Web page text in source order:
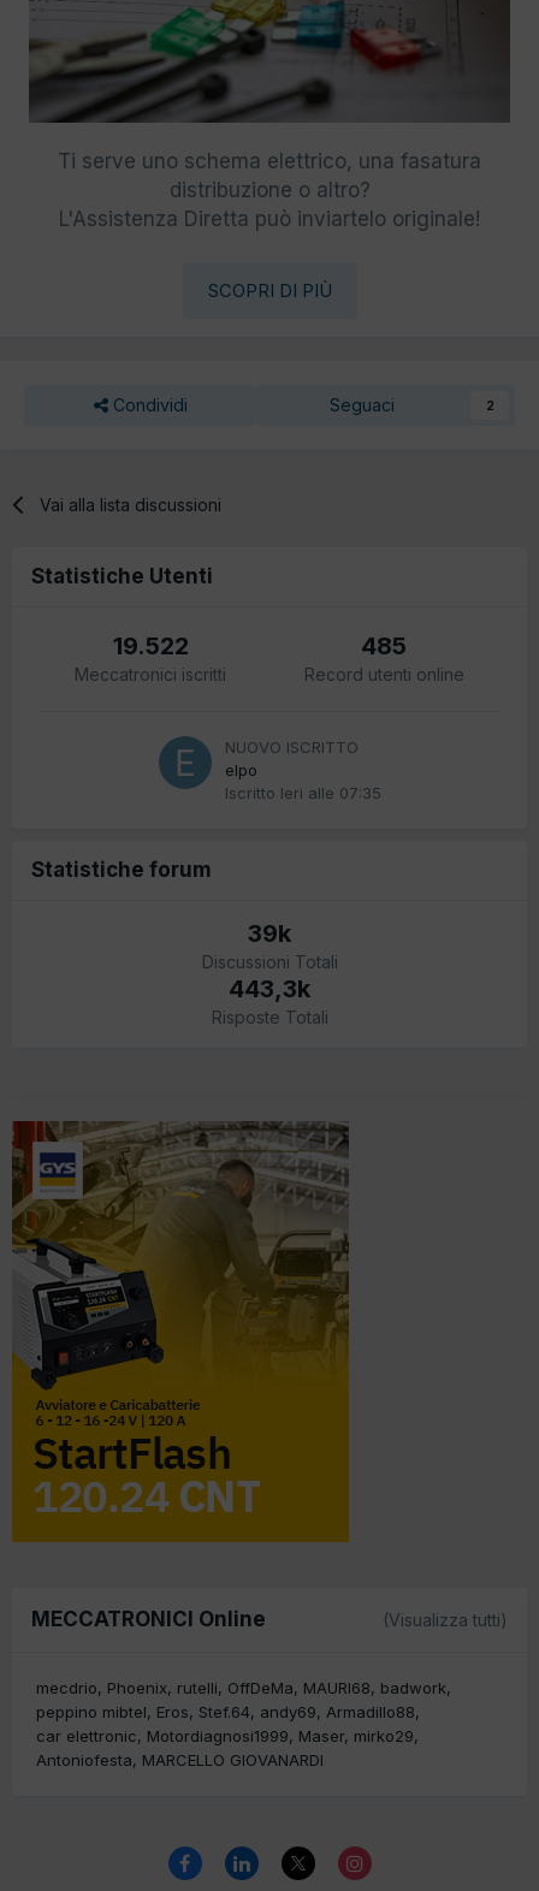
Ti serve uno schema elettrico, una fasatura
distribuzione o altro?
L'Assistenza Diretta può inviartelo originale!
SCOPRI DI PIÙ
Condividi Seguaci 2
Vai alla lista discussioni
Statistiche Utenti
19.522
Meccatronici iscritti
485
Record utenti online
NUOVO ISCRITTO
elpo
Iscritto Ieri alle 07:35
Statistiche forum
39k
Discussioni Totali
443,3k
Risposte Totali
MECCATRONICI Online (Visualizza tutti)
mecdrio Phoenix rutelli OffDeMa MAURI68
badwork
peppino mibtel
Eros Stef.64 andy69 Armadillo88
car elettronic
Motordiagnosi1999 Maser mirko29
Antoniofesta
MARCELLO GIOVANARDI